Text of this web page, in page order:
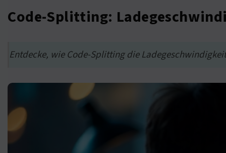
Code-Splitting:
Entdecke, wie Code-Splitting die